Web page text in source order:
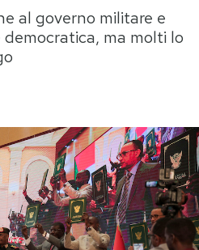
Storie/Idee
Ok Boomer!
Mondiali calcio 2026
al governo militare e
ma molti lo